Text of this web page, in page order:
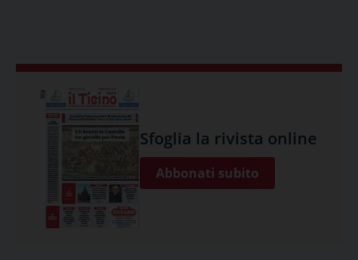
Sfoglia la rivista online
Abbonati subito